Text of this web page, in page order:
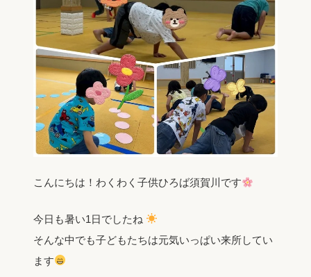
こんにちは！わくわく子供ひろば須賀川です
今日も暑い1日でしたね
そんな中でも子どもたちは元気いっぱい来所してい
ます